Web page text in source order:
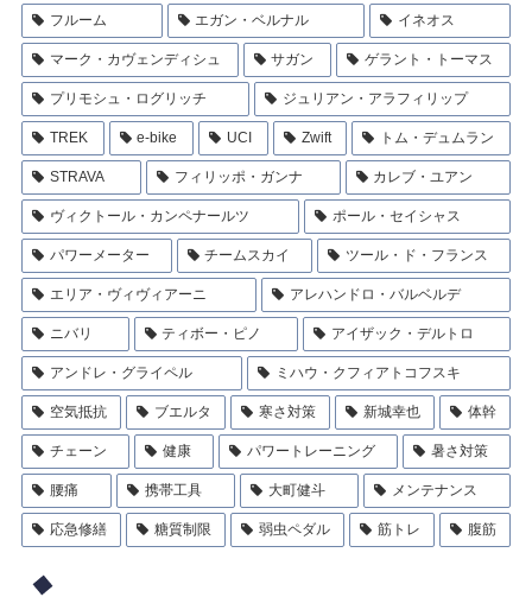
フルーム エガン・ベルナル イネオス
マーク・カヴェンディシュ サガン ゲラント・トーマス
プリモシュ・ログリッチ ジュリアン・アラフィリップ
TREK e-bike UCI Zwift トム・デュムラン
STRAVA フィリッポ・ガンナ カレブ・ユアン
ヴィクトール・カンペナールツ ポール・セイシャス
パワーメーター チームスカイ ツール・ド・フランス
エリア・ヴィヴィアーニ アレハンドロ・バルベルデ
ニバリ ティボー・ピノ アイザック・デルトロ
アンドレ・グライペル ミハウ・クフィアトコフスキ
空気抵抗 ブエルタ 寒さ対策 新城幸也 体幹
チェーン 健康 パワートレーニング 暑さ対策
腰痛 携帯工具 大町健斗 メンテナンス
応急修繕 糖質制限 弱虫ペダル 筋トレ 腹筋